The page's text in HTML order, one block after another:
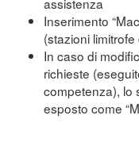
Inserimento
(stazioni
In caso di
richieste
competenza), lo
esposto come